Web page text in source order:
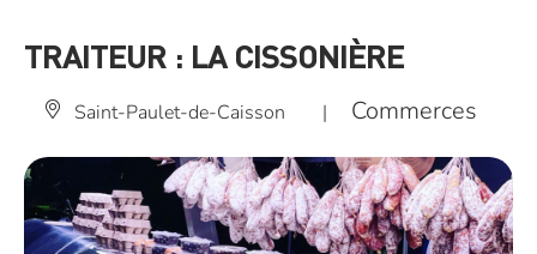
TRAITEUR : LA CISSONIÈRE
Saint-Paulet-de-Caisson | Commerces